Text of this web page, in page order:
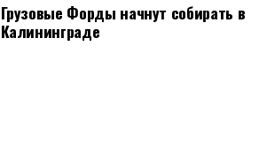
Грузовые Форды начнут собирать в
Калининграде